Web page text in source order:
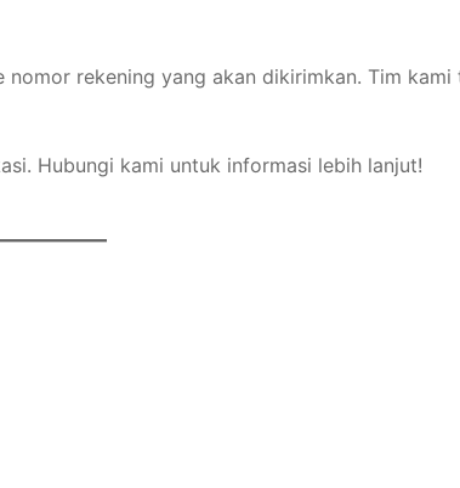
rekening yang akan dikirimkan. Tim
Hubungi kami untuk informasi lebih lanjut!